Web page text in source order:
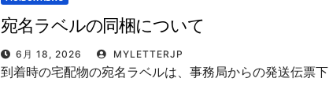
宛名ラベルの同梱について
6月 18, 2026 MYLETTERJP
到着時の宅配物の宛名ラベルは、事務局からの発送伝票